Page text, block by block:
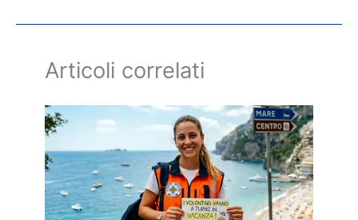
Articoli correlati